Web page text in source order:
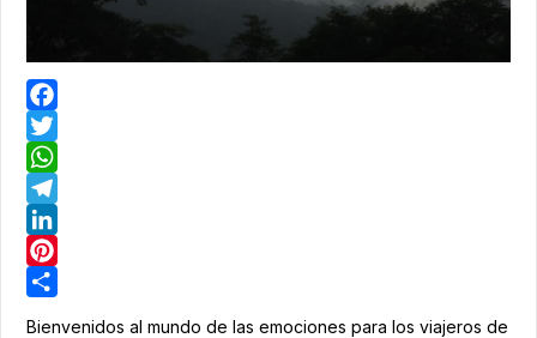
Facebook
Twitter
WhatsApp
Telegram
LinkedIn
Pinterest
Bienvenidos al mundo de las emociones para los viajeros de